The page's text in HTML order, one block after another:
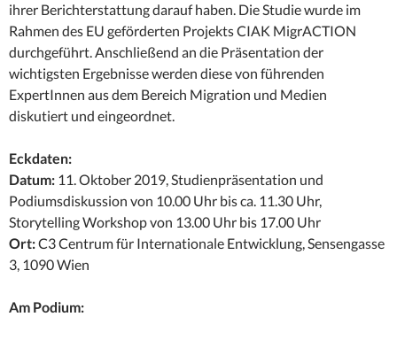
ihrer Berichterstattung darauf haben. Die Studie wurde im
Rahmen des EU geförderten Projekts CIAK MigrACTION
durchgeführt. Anschließend an die Präsentation der
wichtigsten Ergebnisse werden diese von führenden
ExpertInnen aus dem Bereich Migration und Medien
diskutiert und eingeordnet.
Eckdaten:
Datum: 11. Oktober 2019, Studienpräsentation und
Podiumsdiskussion von 10.00 Uhr bis ca. 11.30 Uhr,
Storytelling Workshop von 13.00 Uhr bis 17.00 Uhr
Ort:C3 Centrum für Internationale Entwicklung, Sensengasse
3, 1090 Wien
Am Podium: